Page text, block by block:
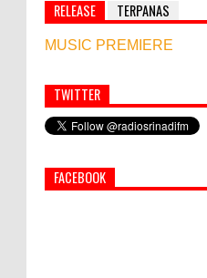
RELEASE TERPANAS
MUSIC PREMIERE
Simbol Persahabatan, RI
Afghanistan
PEMKAB
TWITTER
FACEBOOK